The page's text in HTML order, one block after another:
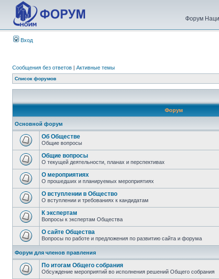
Форум
Вход
Сообщения без ответов | Активные темы
Список форумов
Форум
Основной форум
Об Обществе
Общие вопросы
Общие вопросы
О текущей деятельности, планах и перспективах
О мероприятиях
О прошедших и планируемых мероприятиях
О вступлении в Общество
О вступлении и требованиях к кандидатам
К экспертам
Вопросы к экспертам Общества
О сайте Общества
Вопросы по работе и предложения по развитию сайта и форума
Форум для членов правления
По итогам Общего собрания
Обсуждение мероприятий во исполнения решений Общего собрания